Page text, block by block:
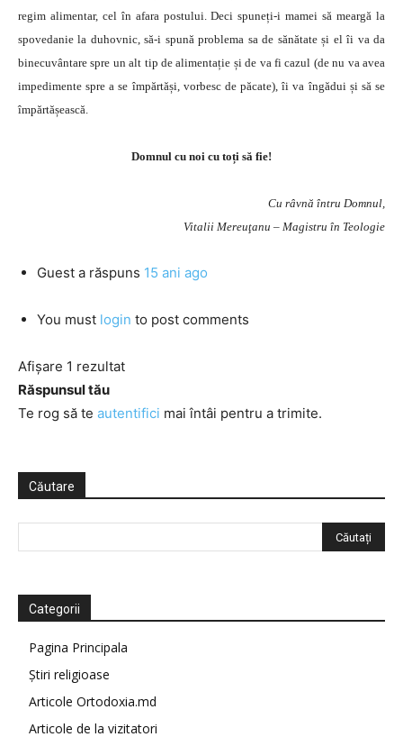
regim alimentar, cel în afara postului. Deci spuneți-i mamei să meargă la
spovedanie la duhovnic, să-i spună problema sa de sănătate și el îi va da
binecuvântare spre un alt tip de alimentație și de va fi cazul (de nu va avea
impedimente spre a se împărtăși, vorbesc de păcate), îi va îngădui și să se
împărtășească.
Domnul cu noi cu toți să fie!
Cu râvnă întru Domnul,
Vitalii Mereuţanu – Magistru în Teologie
Guest a răspuns 15 ani ago
You must login to post comments
Afișare 1 rezultat
Răspunsul tău
Te rog să te autentifici mai întâi pentru a trimite.
Căutare
Categorii
Pagina Principala
Știri religioase
Articole Ortodoxia.md
Articole de la vizitatori